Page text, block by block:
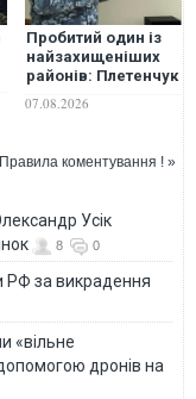
Пробитий один із
найзахищеніших
районів: Плетенчук
удар по кораблях
07.08.2026
Правила коментування ! »
Усік
8 0
РФ за викрадення
«вільне
дронів на